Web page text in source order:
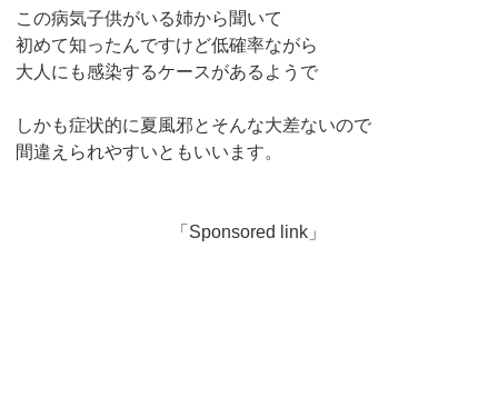
この病気子供がいる姉から聞いて
初めて知ったんですけど低確率ながら
大人にも感染するケースがあるようで
しかも症状的に夏風邪とそんな大差ないので
間違えられやすいともいいます。
「Sponsored link」